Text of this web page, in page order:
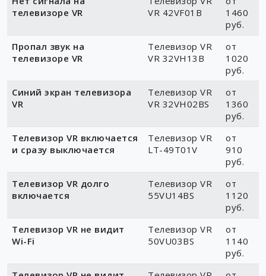
Нет сигнала на
Телевизор VR
от
1460
руб.
Пропал звук на
Телевизор VR
от
1020
руб.
Синий экран телевизора
Телевизор VR
от
1360
руб.
Телевизор VR включается
Телевизор VR
от
910
руб.
Телевизор VR долго
Телевизор VR
от
1120
руб.
Телевизор VR не видит
Телевизор VR
от
1140
руб.